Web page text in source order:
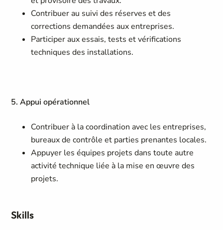
Contribuer au suivi des réserves et des
corrections demandées aux entreprises.
Participer aux essais, tests et vérifications
techniques des installations.
5. Appui opérationnel
Contribuer à la coordination avec les entreprises,
bureaux de contrôle et parties prenantes locales.
Appuyer les équipes projets dans toute autre
activité technique liée à la mise en œuvre des
projets.
Skills